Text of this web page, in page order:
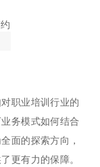
职业培训行业的
务模式如何结合
面的探索方向，
更有力的保障。